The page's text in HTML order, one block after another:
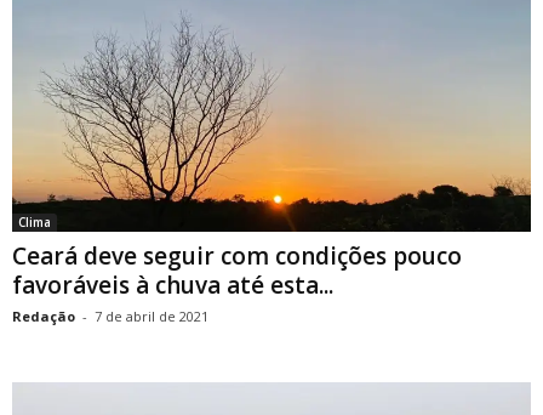
Clima
Ceará deve seguir com condições pouco
favoráveis à chuva até esta...
Redação - 7 de abril de 2021